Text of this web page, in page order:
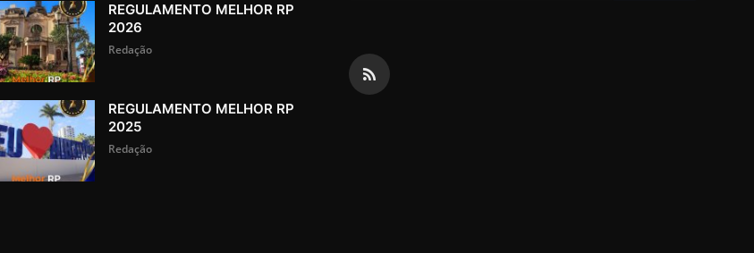
REGULAMENTO MELHOR RP
2026
Redação
REGULAMENTO MELHOR RP
2025
Redação